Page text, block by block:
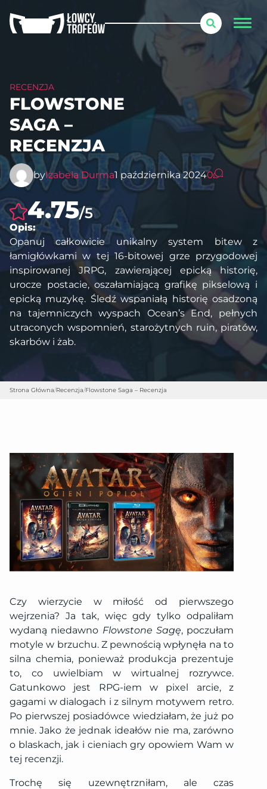
RECENZJA
FLOWSTONE
SAGA –
RECENZJA
byIzabela Durma1 października 20240
4.75/5
Opis:
Opanuj całkowicie unikalny system bitew z
łamigłówkami w tej 16-bitowej grze przygodowej
inspirowanej JRPG, zawierającej epicką historię,
urocze postacie, oszałamiającą grafikę pikselową i
epicką muzykę. Śledź wspaniałą historię osadzoną
na tajemniczych wyspach Ocean’s End, pełnych
utraconych wspomnień, starożytnych ruin, piratów,
skarbów i żab.
Strona Główna/Recenzja/Flowstone Saga – Recenzja
Czy wierzycie w miłość od pierwszego
wejrzenia? Ja tak, więc gdy tylko odpaliłam
wydaną niedawno Flowstone Sagę, poczułam
motyle w brzuchu. Z pewnością wpłynęła na to
silna chemia, ponieważ produkcja prezentuje
to, co uwielbiam w wirtualnej rozrywce.
Gatunkowo jest RPG-iem w pixel arcie, z
gagami w dialogach i z silnym motywem retro.
Po pierwszej posiadówce wiedziałam, że już po
mnie. Jako że jednak ideałów nie ma, zarówno
o blaskach, jak i cieniach gry opowiem Wam w
tej recenzji.
Trochę się uzewnętrzniłam, ale czas